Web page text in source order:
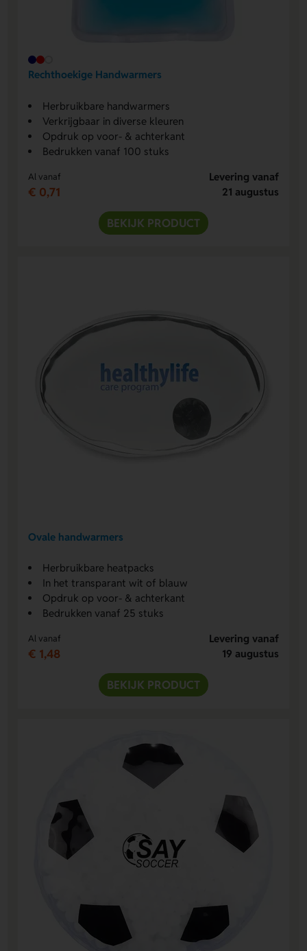
Rechthoekige Handwarmers
Herbruikbare handwarmers
Verkrijgbaar in diverse kleuren
Opdruk op voor- & achterkant
Bedrukken vanaf 100 stuks
Al vanaf
€ 0,71
Levering vanaf
21 augustus
BEKIJK PRODUCT
Ovale handwarmers
Herbruikbare heatpacks
In het transparant wit of blauw
Opdruk op voor- & achterkant
Bedrukken vanaf 25 stuks
Al vanaf
€ 1,48
Levering vanaf
19 augustus
BEKIJK PRODUCT